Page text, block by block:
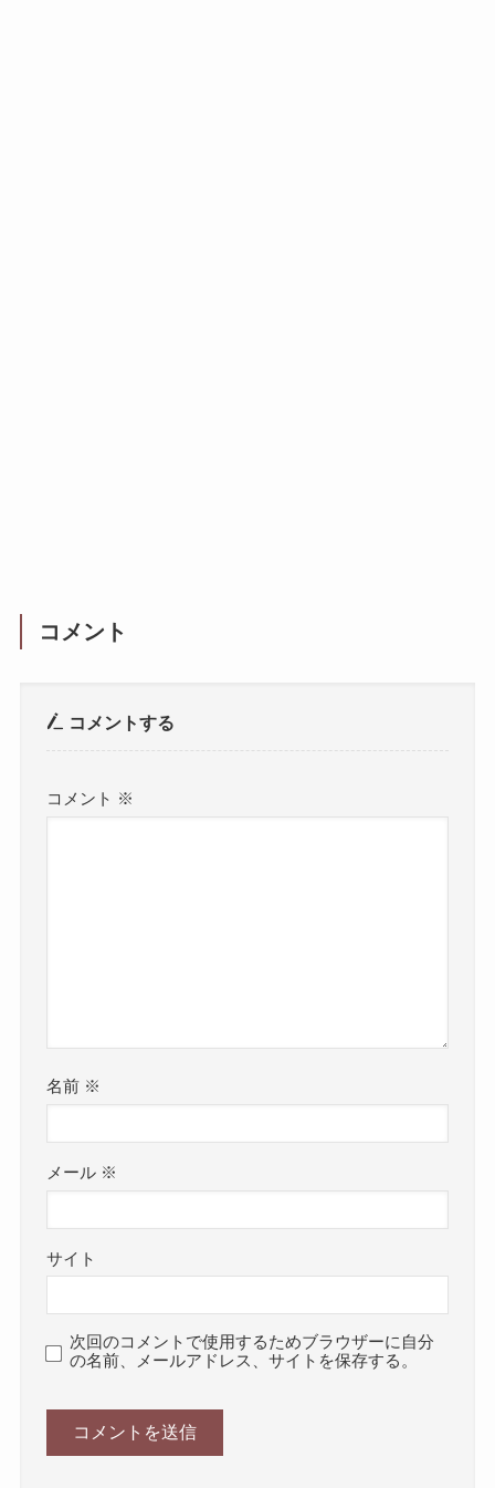
コメント
コメントする
コメント ※
名前 ※
メール ※
サイト
次回のコメントで使用するためブラウザーに自分
の名前、メールアドレス、サイトを保存する。